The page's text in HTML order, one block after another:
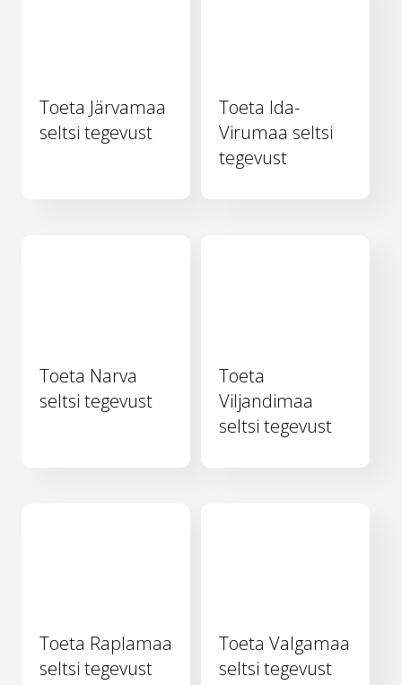
Toeta Järvamaa
seltsi tegevust
Toeta Ida-
Virumaa seltsi
tegevust
Toeta Narva
seltsi tegevust
Toeta
Viljandimaa
seltsi tegevust
Toeta Raplamaa
seltsi tegevust
Toeta Valgamaa
seltsi tegevust